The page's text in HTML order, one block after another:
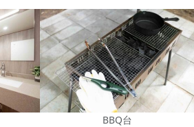
BBQ台